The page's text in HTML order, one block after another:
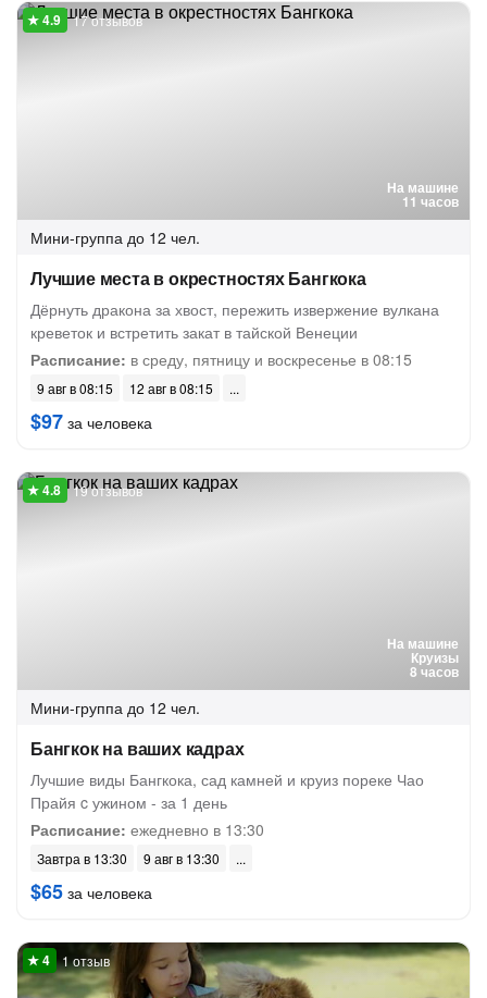
На машине
11 часов
17 отзывов
Мини-группа до 12 чел.
Лучшие места в окрестностях Бангкока
Дёрнуть дракона за хвост, пережить извержение вулкана
креветок и встретить закат в тайской Венеции
Расписание: в среду, пятницу и воскресенье в 08:15
9 авг в 08:15 12 авг в 08:15
$97 за человека
На машине
Круизы
8 часов
19 отзывов
Мини-группа до 12 чел.
Бангкок на ваших кадрах
Лучшие виды Бангкока, сад камней и круиз пореке Чао
Прайя c ужином - за 1 день
Расписание: ежедневно в 13:30
Завтра в 13:30 9 авг в 13:30
$65 за человека
1 отзыв